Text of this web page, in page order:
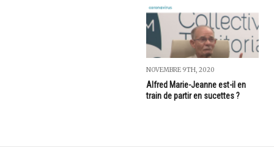
NOVEMBRE 9TH, 2020
Alfred Marie-Jeanne est-il en
train de partir en sucettes ?